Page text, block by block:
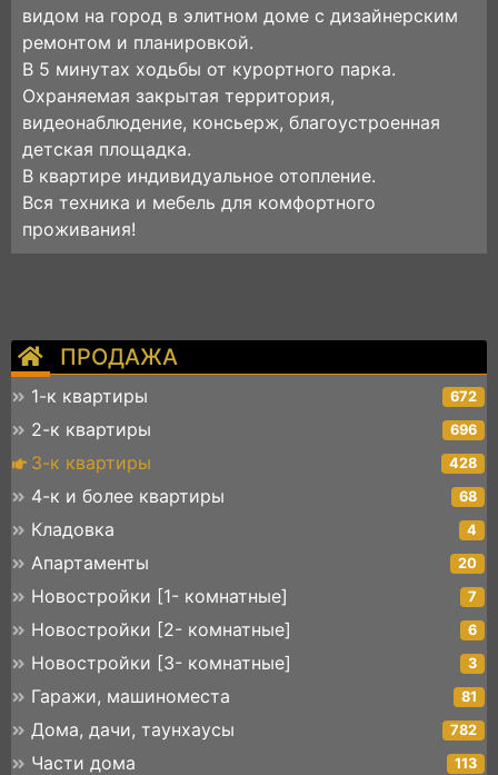
ПРОДАЖА
1-к квартиры 672
2-к квартиры 696
3-к квартиры 428
4-к и более квартиры 68
Кладовка 4
Апартаменты 20
Новостройки [1- комнатные] 7
Новостройки [2- комнатные] 6
Новостройки [3- комнатные] 3
Гаражи, машиноместа 81
Дома, дачи, таунхаусы 782
Части дома 113
видом на город в элитном доме с дизайнерским
ремонтом и планировкой.
В 5 минутах ходьбы от курортного парка.
Охраняемая закрытая территория,
видеонаблюдение, консьерж, благоустроенная
детская площадка.
В квартире индивидуальное отопление.
Вся техника и мебель для комфортного
проживания!